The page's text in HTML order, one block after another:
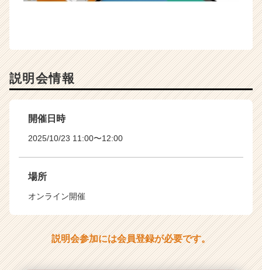
説明会情報
開催日時
2025/10/23 11:00〜12:00
場所
オンライン開催
説明会参加には会員登録が必要です。